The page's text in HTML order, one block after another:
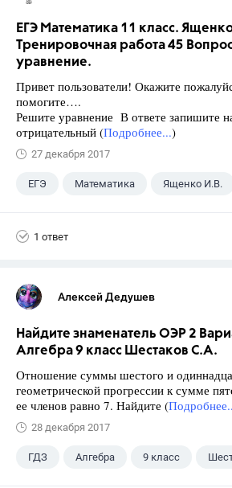
ЕГЭ Математика 11 класс.
Тренировочная работа 45
уравнение.
Привет пользователи! Окажите
помогите….
Решите уравнение В ответе запишите
отрицательный (Подробнее...)
27 декабря 2017
ЕГЭ Математика Ященко И.В.
1 ответ
Алексей Дедушев
Найдите знаменатель ОЭР 2
Алгебра 9 класс Шестаков С.А.
Отношение суммы шестого и
геометрической прогрессии к сумме
ее членов равно 7. Найдите (
28 декабря 2017
ГДЗ Алгебра 9 класс